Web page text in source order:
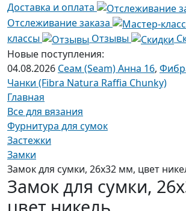
Доставка и оплата
Отслеживание заказа
классы
Отзывы
Новые поступления:
04.08.2026 Сеам (Seam) Анна 16,
Чанки (Fibra Natura Raffia Chunky)
Главная
Все для вязания
Фурнитура для сумок
Застежки
Замки
Замок для сумки, 26х32 мм, цвет
Замок для сумки,
цвет никель